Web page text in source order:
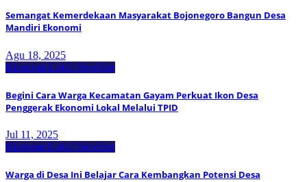
Semangat Kemerdekaan Masyarakat Bojonegoro Bangun Desa
Mandiri Ekonomi
Agu 18, 2025
Ekonomi Lokal Headline
Begini Cara Warga Kecamatan Gayam Perkuat Ikon Desa
Penggerak Ekonomi Lokal Melalui TPID
Jul 11, 2025
Ekonomi Lokal Headline
Warga di Desa Ini Belajar Cara Kembangkan Potensi Desa